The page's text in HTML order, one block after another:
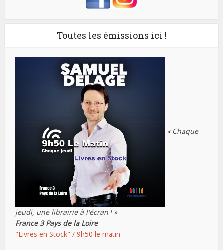
Toutes les émissions ici !
« Chaque
jeudi, une librairie à l'écran ! »
France 3 Pays de la Loire
"Livres en Stock" / 9h50 le matin